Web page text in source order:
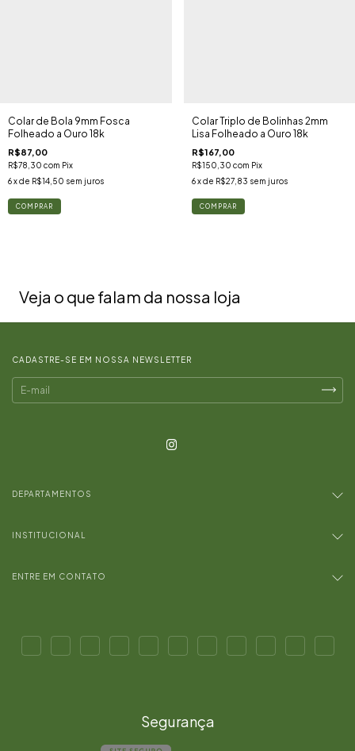
Colar de Bola 9mm Fosca
Folheado a Ouro 18k
R$87,00
R$78,30 com Pix
6x de R$14,50 sem juros
Colar Triplo de Bolinhas 2mm
Lisa Folheado a Ouro 18k
R$167,00
R$150,30 com Pix
6 x de R$27,83 sem juros
Veja o que falam da nossa loja
CADASTRE-SE EM NOSSA NEWSLETTER
DEPARTAMENTOS
INSTITUCIONAL
ENTRE EM CONTATO
Segurança